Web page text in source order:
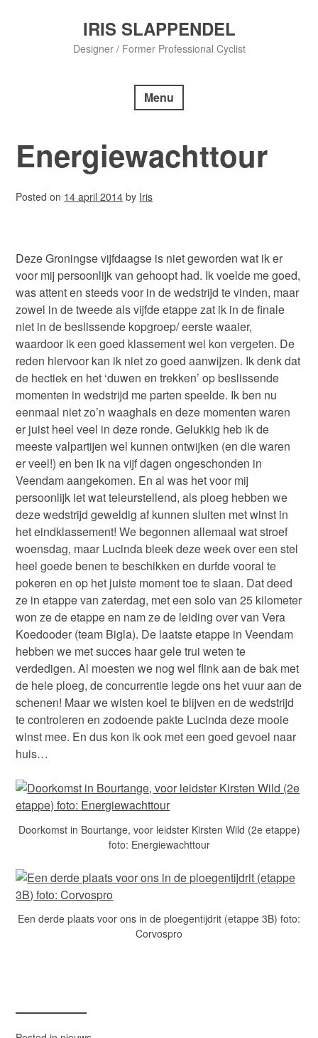
IRIS SLAPPENDEL
Designer / Former Professional Cyclist
Menu
Energiewachttour
Posted on 14 april 2014 by Iris
Deze Groningse vijfdaagse is niet geworden wat ik er
voor mij persoonlijk van gehoopt had. Ik voelde me goed,
was attent en steeds voor in de wedstrijd te vinden, maar
zowel in de tweede als vijfde etappe zat ik in de finale
niet in de beslissende kopgroep/ eerste waaier,
waardoor ik een goed klassement wel kon vergeten. De
reden hiervoor kan ik niet zo goed aanwijzen. Ik denk dat
de hectiek en het ‘duwen en trekken’ op beslissende
momenten in wedstrijd me parten speelde. Ik ben nu
eenmaal niet zo’n waaghals en deze momenten waren
er juist heel veel in deze ronde. Gelukkig heb ik de
meeste valpartijen wel kunnen ontwijken (en die waren
er veel!) en ben ik na vijf dagen ongeschonden in
Veendam aangekomen. En al was het voor mij
persoonlijk iet wat teleurstellend, als ploeg hebben we
deze wedstrijd geweldig af kunnen sluiten met winst in
het eindklassement! We begonnen allemaal wat stroef
woensdag, maar Lucinda bleek deze week over een stel
heel goede benen te beschikken en durfde vooral te
pokeren en op het juiste moment toe te slaan. Dat deed
ze in etappe van zaterdag, met een solo van 25 kilometer
won ze de etappe en nam ze de leiding over van Vera
Koedooder (team Bigla). De laatste etappe in Veendam
hebben we met succes haar gele trui weten te
verdedigen. Al moesten we nog wel flink aan de bak met
de hele ploeg, de concurrentie legde ons het vuur aan de
schenen! Maar we wisten koel te blijven en de wedstrijd
te controleren en zodoende pakte Lucinda deze mooie
winst mee. En dus kon ik ook met een goed gevoel naar
huis…
Doorkomst in Bourtange, voor leidster Kirsten Wild (2e etappe)
foto: Energiewachttour
Een derde plaats voor ons in de ploegentijdrit (etappe 3B) foto:
Corvospro